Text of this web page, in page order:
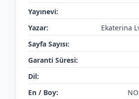
Yayınevi:
Yazar:
Ekaterina
Sayfa Sayısı:
Garanti Süresi:
Dil:
En / Boy: